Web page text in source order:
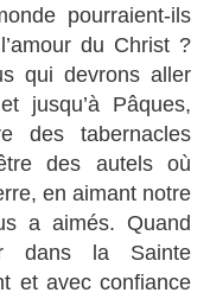
pourraient-ils
du Christ ?
qui devrons aller
jusqu’à Pâques,
des tabernacles
des autels où
en aimant notre
a aimés. Quand
dans la Sainte
et avec confiance